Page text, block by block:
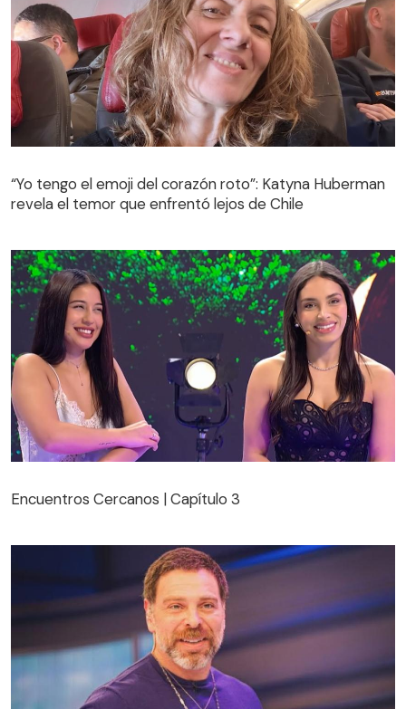
“Yo tengo el emoji del corazón roto”: Katyna Huberman
revela el temor que enfrentó lejos de Chile
Encuentros Cercanos | Capítulo 3